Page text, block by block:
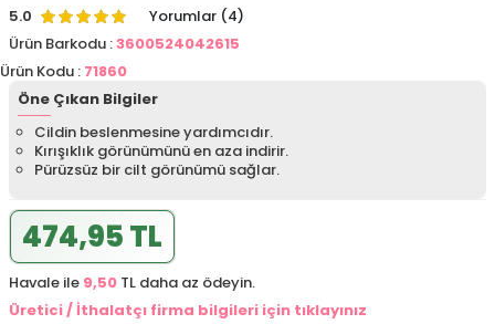
5.0
Yorumlar (4)
Ürün Barkodu :3600524042615
Ürün Kodu : 71860
Öne Çıkan Bilgiler
Cildin beslenmesine yardımcıdır.
Kırışıklık görünümünü en aza indirir.
Pürüzsüz bir cilt görünümü sağlar.
474,95 TL
Havale ile 9,50 TL daha az ödeyin.
Üretici / İthalatçı firma bilgileri için tıklayınız